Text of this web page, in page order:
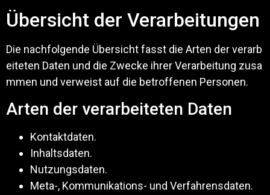
Übersicht der Verarbeitungen
Die nachfolgende Übersicht fasst die Arten der verarb
eiteten Daten und die Zwecke ihrer Verarbeitung zusa
mmen und verweist auf die betroffenen Personen.
Arten der verarbeiteten Daten
Kontaktdaten.
Inhaltsdaten.
Nutzungsdaten.
Meta-, Kommunikations- und Verfahrensdaten.